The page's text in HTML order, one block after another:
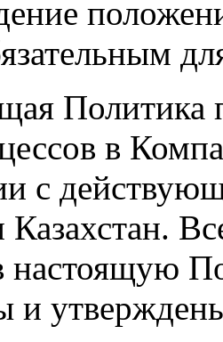
Политика
в
с
Казахстан.
настоящую
и